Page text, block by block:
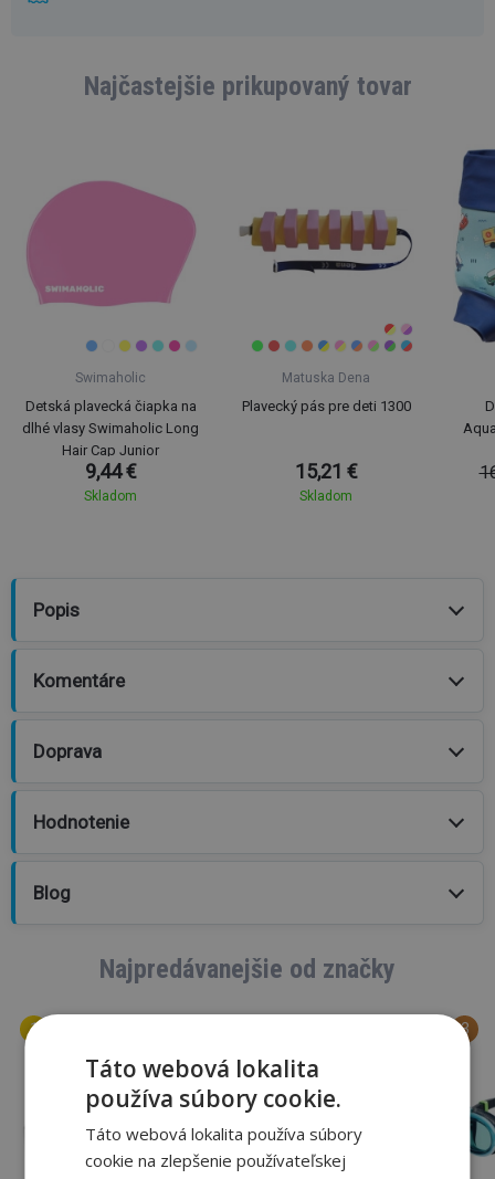
Najčastejšie prikupovaný tovar
Swimaholic
Detská plavecká čiapka na
dlhé vlasy Swimaholic Long
Hair Cap Junior
9,44 €
Skladom
Matuska Dena
Plavecký pás pre deti 1300
15,21 €
Skladom
Popis
Komentáre
Doprava
Hodnotenie
Blog
Najpredávanejšie od značky
Táto webová lokalita
používa súbory cookie.
Táto webová lokalita používa súbory
cookie na zlepšenie používateľskej